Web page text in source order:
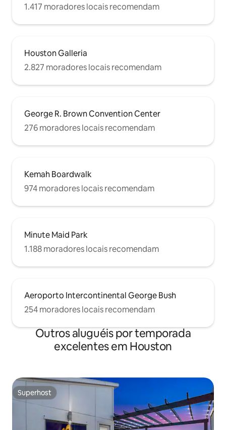
1.417 moradores locais recomendam
Houston Galleria
2.827 moradores locais recomendam
George R. Brown Convention Center
276 moradores locais recomendam
Kemah Boardwalk
974 moradores locais recomendam
Minute Maid Park
1.188 moradores locais recomendam
Aeroporto Intercontinental George Bush
254 moradores locais recomendam
Outros aluguéis por temporada
excelentes em Houston
Superhost
Superhost